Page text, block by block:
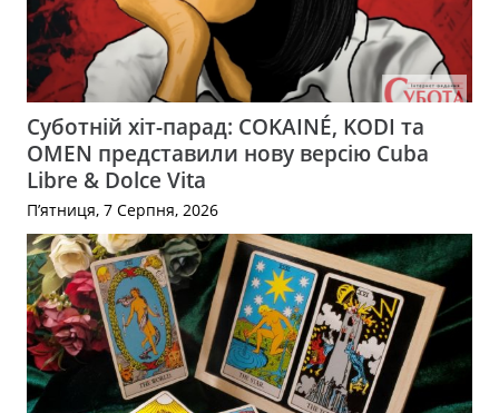
Суботній хіт-парад: COKAINÉ, KODI та
OMEN представили нову версію Cuba
Libre & Dolce Vita
П’ятниця, 7 Серпня, 2026